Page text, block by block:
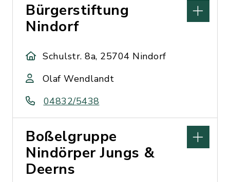
Bürgerstiftung
Nindorf
Schulstr. 8a, 25704 Nindorf
Olaf Wendlandt
04832/5438
Boßelgruppe
Nindörper Jungs &
Deerns